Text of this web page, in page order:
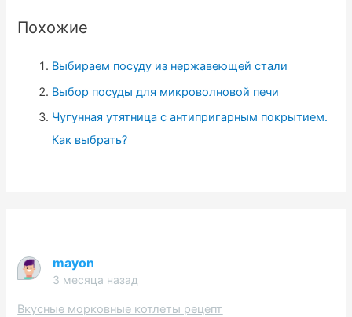
:Похожие
Выбираем посуду из нержавеющей стали
Выбор посуды для микроволновой печи
Чугунная утятница с антипригарным покрытием.
Как выбрать?
mayon
3 месяца назад
Вкусные морковные котлеты рецепт